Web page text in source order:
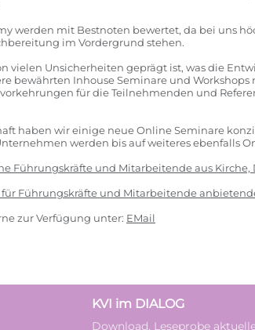
werden mit Bestnoten bewertet, da bei uns
im Vordergrund stehen.
vielen Unsicherheiten geprägt ist, was die
bewährten Inhouse Seminare und
für die Teilnehmenden und
haben wir einige neue Online Seminare
werden bis auf weiteres ebenfalls
Führungskräfte und Mitarbeitende aus Kirche,
Führungskräfte und Mitarbeitende
zur Verfügung unter: EMail
KVI im DIALOG
Download, Leseprobe